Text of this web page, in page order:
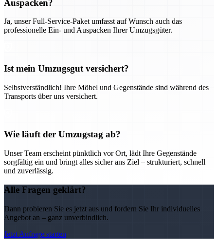
Auspacken?
Ja, unser Full-Service-Paket umfasst auf Wunsch auch das
professionelle Ein- und Auspacken Ihrer Umzugsgüter.
Ist mein Umzugsgut versichert?
Selbstverständlich! Ihre Möbel und Gegenstände sind während des
Transports über uns versichert.
Wie läuft der Umzugstag ab?
Unser Team erscheint pünktlich vor Ort, lädt Ihre Gegenstände
sorgfältig ein und bringt alles sicher ans Ziel – strukturiert, schnell
und zuverlässig.
Alle Fragen geklärt?
Dann probieren Sie es jetzt aus und fordern Sie Ihr individuelles
Angebot an – ganz unverbindlich.
Jetzt Anfrage starten